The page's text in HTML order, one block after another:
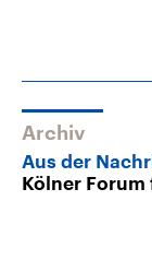
Archiv
Aus der
Kölner